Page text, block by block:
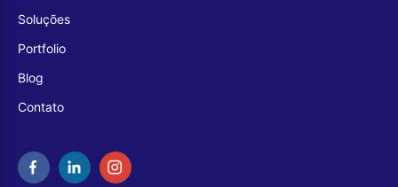
Soluções
Portfolio
Blog
Contato